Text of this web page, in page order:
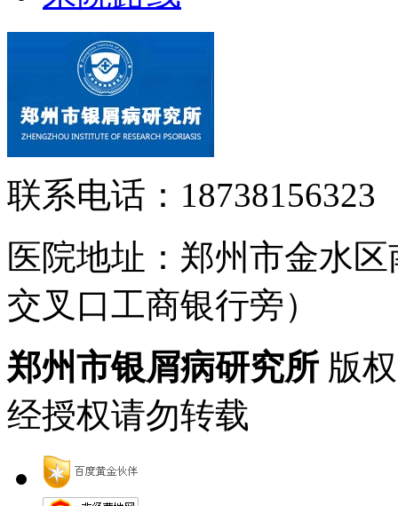
联系电话：18738156323
医院地址：郑州市金水
交叉口工商银行旁）
郑州市银屑病研究所 版
经授权请勿转载